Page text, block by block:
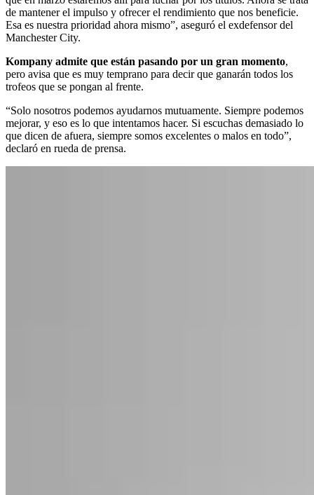
de mantener el impulso y ofrecer el rendimiento que nos beneficie.
Esa es nuestra prioridad ahora mismo”, aseguró el exdefensor del
Manchester City.
Kompany admite que están pasando por un gran momento,
pero avisa que es muy temprano para decir que ganarán todos los
trofeos que se pongan al frente.
“Solo nosotros podemos ayudarnos mutuamente. Siempre podemos
mejorar, y eso es lo que intentamos hacer. Si escuchas demasiado lo
que dicen de afuera, siempre somos excelentes o malos en todo”,
declaró en rueda de prensa.